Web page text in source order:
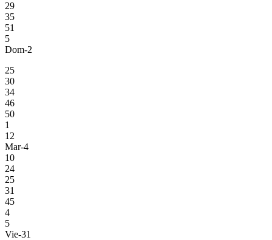
29
35
51
5
Dom-2
25
30
34
46
50
1
12
Mar-4
10
24
25
31
45
4
5
Vie-31